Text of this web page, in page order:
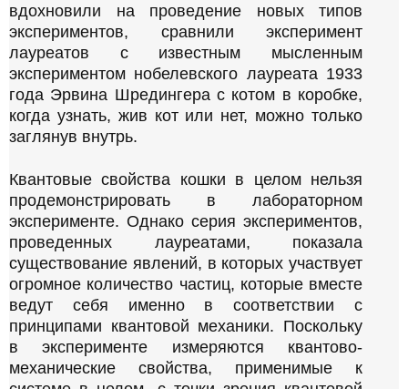
вдохновили на проведение новых типов
экспериментов, сравнили эксперимент
лауреатов с известным мысленным
экспериментом нобелевского лауреата 1933
года Эрвина Шредингера с котом в коробке,
когда узнать, жив кот или нет, можно только
заглянув внутрь.
Квантовые свойства кошки в целом нельзя
продемонстрировать в лабораторном
эксперименте. Однако серия экспериментов,
проведенных лауреатами, показала
существование явлений, в которых участвует
огромное количество частиц, которые вместе
ведут себя именно в соответствии с
принципами квантовой механики. Поскольку
в эксперименте измеряются квантово-
механические свойства, применимые к